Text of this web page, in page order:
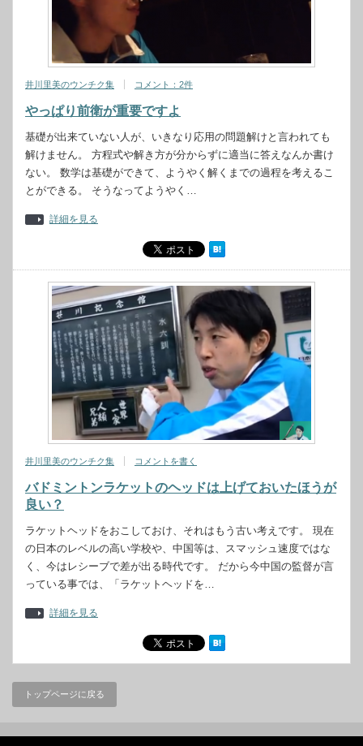
井川里美のウンチク集 コメント：2件
やっぱり前衛が重要ですよ
基礎が出来ていない人が、いきなり応用の問題解けと言われても
解けません。 方程式や解き方が分からずに適当に答えなんか書け
ない。 数学は基礎ができて、ようやく解くまでの過程を考えるこ
とができる。 そうなってようやく…
詳細を見る
井川里美のウンチク集 コメントを書く
バドミントンラケットのヘッドは上げておいたほうが
良い？
ラケットヘッドをおこしておけ、それはもう古い考えです。 現在
の日本のレベルの高い学校や、中国等は、スマッシュ速度ではな
く、今はレシーブで差が出る時代です。 だから今中国の監督が言
っている事では、「ラケットヘッドを…
詳細を見る
トップページに戻る